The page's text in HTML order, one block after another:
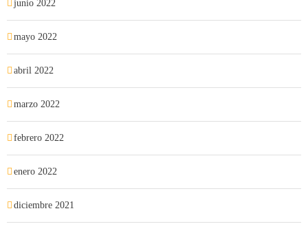
junio 2022
mayo 2022
abril 2022
marzo 2022
febrero 2022
enero 2022
diciembre 2021